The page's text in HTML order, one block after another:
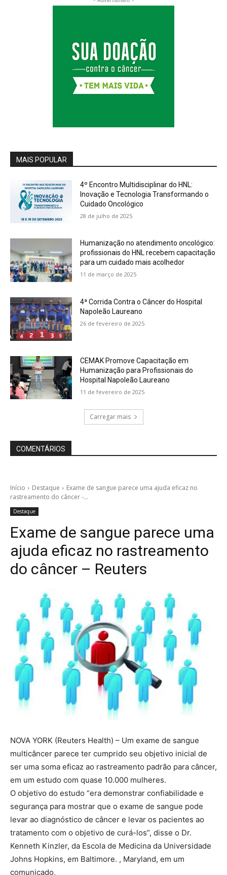
MAIS POPULAR
4º Encontro Multidisciplinar do HNL:
Inovação e Tecnologia Transformando o
Cuidado Oncológico
28 de julho de 2025
Humanização no atendimento oncológico:
profissionais do HNL recebem capacitação
para um cuidado mais acolhedor
11 de março de 2025
4ª Corrida Contra o Câncer do Hospital
Napoleão Laureano
26 de fevereiro de 2025
CEMAK Promove Capacitação em
Humanização para Profissionais do
Hospital Napoleão Laureano
11 de fevereiro de 2025
Carregar mais
COMENTÁRIOS